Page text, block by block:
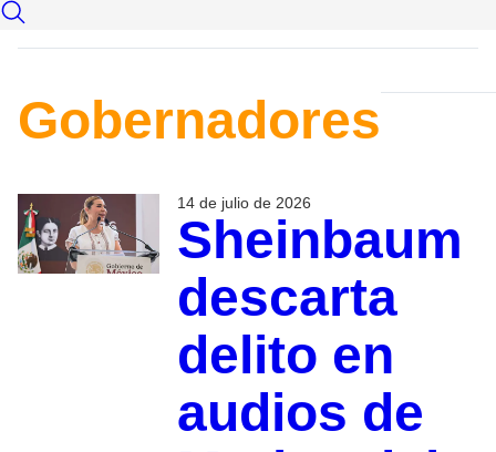
Gobernadores
14 de julio de 2026
Sheinbaum
descarta
delito en
audios de